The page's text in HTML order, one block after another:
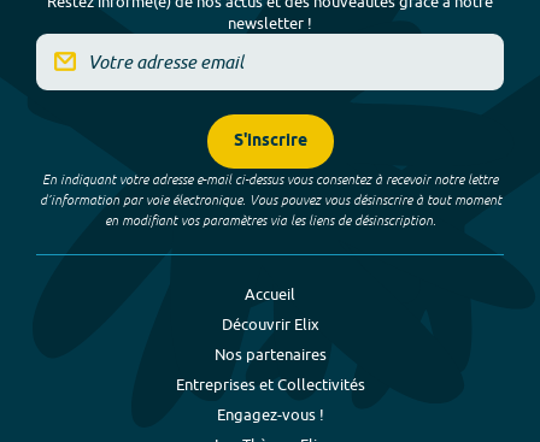
newsletter !
S'inscrire
En indiquant votre adresse e-mail ci-dessus vous consentez à recevoir notre lettre
d’information par voie électronique. Vous pouvez vous désinscrire à tout moment
en modifiant vos paramètres via les liens de désinscription.
Accueil
Découvrir Elix
Nos partenaires
Entreprises et Collectivités
Engagez-vous !